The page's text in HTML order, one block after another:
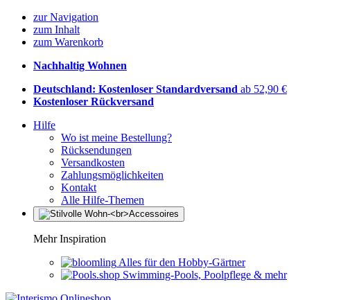
zur Navigation
zum Inhalt
zum Warenkorb
Nachhaltig Wohnen
Deutschland: Kostenloser Standardversand ab 52,90 €
Kostenloser Rückversand
Hilfe
Wo ist meine Bestellung?
Rücksendungen
Versandkosten
Zahlungsmöglichkeiten
Kontakt
Alle Hilfe-Themen
Mehr Inspiration
Alles für den Hobby-Gärtner
Swimming-Pools, Poolpflege & mehr